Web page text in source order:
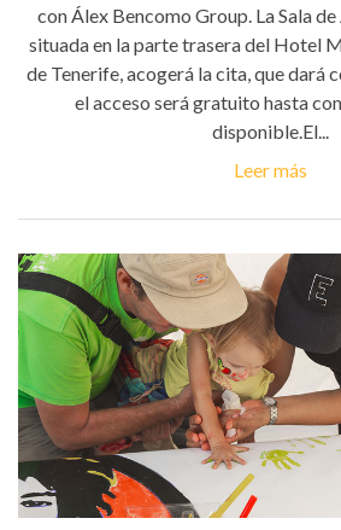
con Álex Bencomo Group. La Sala
situada en la parte trasera del Hotel
de Tenerife, acogerá la cita, que dará
el acceso será gratuito hasta
disponible.El...
Leer más